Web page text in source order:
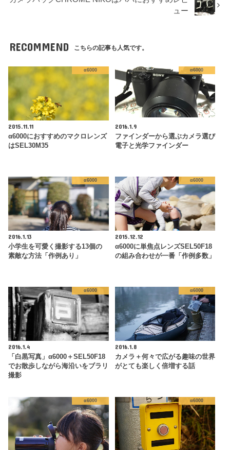
ュー
RECOMMEND こちらの記事も人気です。
α6000
2015.11.11
α6000におすすめのマクロレンズ
はSEL30M35
α6000
2016.1.9
ファインダーから選ぶカメラ選び
電子と光学ファインダー
α6000
2016.1.13
小学生を可愛く撮影する13個の
素敵な方法「作例あり」
α6000
2015.12.12
α6000に単焦点レンズSEL50F18
の組み合わせが一番「作例多数」
α6000
2016.1.4
「白黒写真」α6000＋SEL50F18
でお散歩しながら海沿いをブラリ
撮影
α6000
2016.1.8
カメラ＋何々で広がる趣味の世界
がとても楽しく倍増する話
α6000 α6000